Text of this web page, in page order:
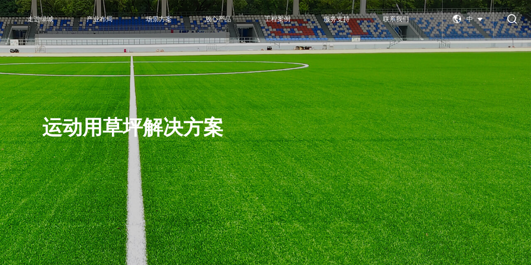
走进绿城 产业布局 场景方案 放心产品 工程案例 服务支持 联系我们 中
运动用草坪解决方案